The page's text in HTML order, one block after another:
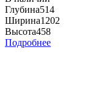
Глубина514
Ширина1202
Высота458
Подробнее